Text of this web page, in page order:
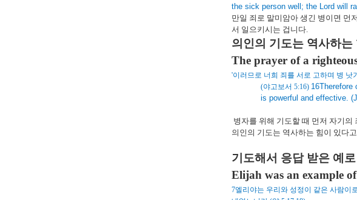
the sick person well; the Lord will
만일 죄로 말미암아 생긴 병이면 먼
서 일으키시는 겁니다.
의인의 기도는 역사하는
The prayer of a
'이러므로 너희 죄를 서로 고하며 병
(야고보서 5:16) 16Therefore
is powerful and effective.
병자를 위해 기도할 때 먼저 자기
의인의 기도는 역사하는 힘이 있다
기도해서 응답 받은 예
Elijah was an example
7엘리야는 우리와 성정이 같은 사람이